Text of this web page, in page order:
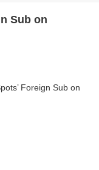
Sub on